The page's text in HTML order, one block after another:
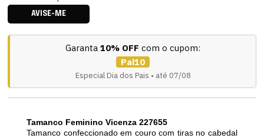
AVISE-ME
Garanta 10% OFF com o cupom:
Pai10
Especial Dia dos Pais • até 07/08
Tamanco Feminino Vicenza 227655
Tamanco confeccionado em couro com tiras no cabedal